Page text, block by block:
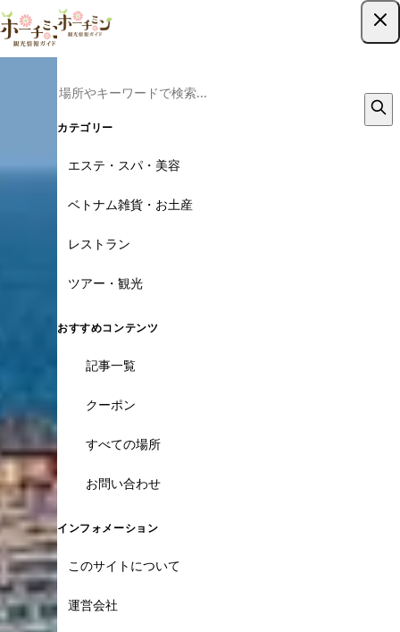
カテゴリー
エステ・スパ・美容
ベトナム雑貨・お土産
レストラン
ツアー・観光
おすすめコンテンツ
記事一覧
クーポン
すべての場所
お問い合わせ
インフォメーション
このサイトについて
運営会社